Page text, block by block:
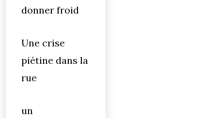
donner froid
Une crise
piétine dans la
rue
un